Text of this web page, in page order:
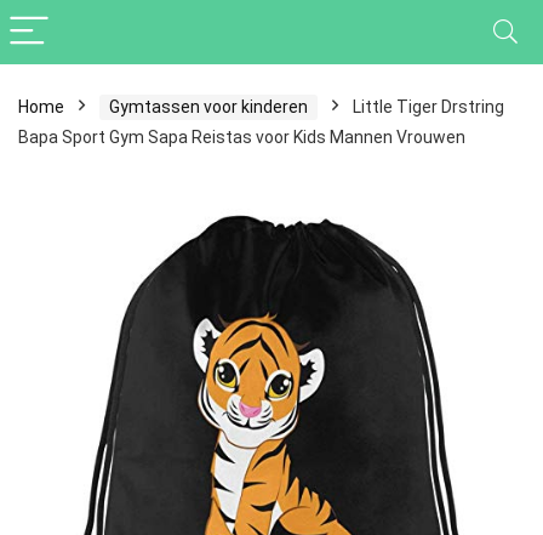
Home Gymtassen voor kinderen
Little Tiger Drstring
Bapa Sport Gym Sapa Reistas voor Kids Mannen Vrouwen